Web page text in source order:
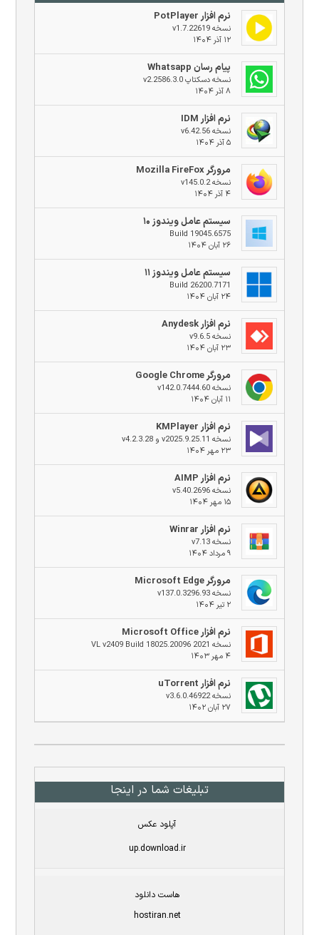
نرم افزار PotPlayer
نسخه v1.7.22619
۱۲ آذر ۱۴۰۴
پیام رسان Whatsapp
نسخه دسکتاپ v2.2586.3.0
۸ آذر ۱۴۰۴
نرم افزار IDM
نسخه v6.42.56
۵ آذر ۱۴۰۴
مرورگر Mozilla FireFox
نسخه v145.0.2
۴ آذر ۱۴۰۴
سیستم عامل ویندوز ۱۰
Build 19045.6575
۲۶ آبان ۱۴۰۴
سیستم عامل ویندوز ۱۱
Build 26200.7171
۲۴ آبان ۱۴۰۴
نرم افزار Anydesk
نسخه v9.6.5
۲۳ آبان ۱۴۰۴
مرورگر Google Chrome
نسخه v142.0.7444.60
۱۱ آبان ۱۴۰۴
نرم افزار KMPlayer
نسخه v2025.9.25.11 و v4.2.3.28
۲۳ مهر ۱۴۰۴
نرم افزار AIMP
نسخه v5.40.2696
۱۵ مهر ۱۴۰۴
نرم افزار Winrar
نسخه v7.13
۹ مرداد ۱۴۰۴
مرورگر Microsoft Edge
نسخه v137.0.3296.93
۲ تیر ۱۴۰۴
نرم افزار Microsoft Office
نسخه 2021 VL v2409 Build 18025.20096
۴ مهر ۱۴۰۳
نرم افزار uTorrent
نسخه v3.6.0.46922
۲۷ آبان ۱۴۰۲
تبلیغات شما در اینجا
آپلود عکس
up.download.ir
هاست دانلود
hostiran.net